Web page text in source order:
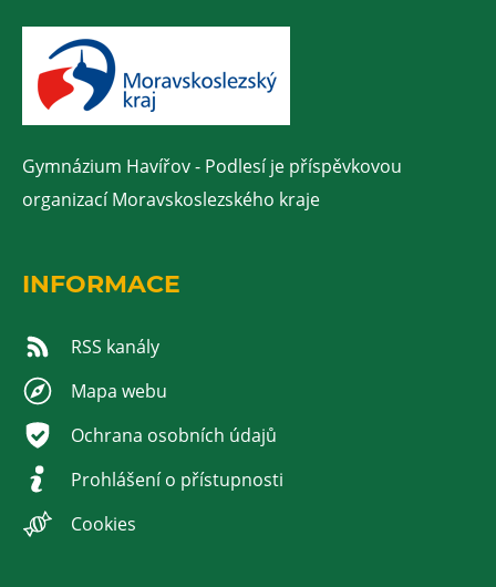
Gymnázium Havířov - Podlesí je příspěvkovou
organizací Moravskoslezského kraje
INFORMACE
RSS kanály
Mapa webu
Ochrana osobních údajů
Prohlášení o přístupnosti
Cookies